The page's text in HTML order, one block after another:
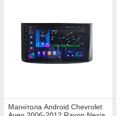
Магнітола Android Chevrolet